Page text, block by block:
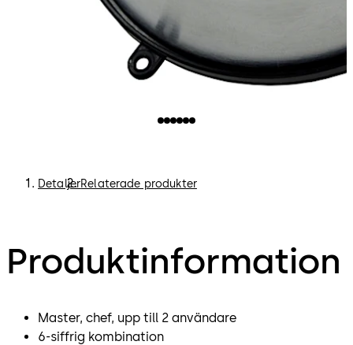
DetaljerRelaterade produkter
Produktinformation
Master, chef, upp till 2 användare
6-siffrig kombination